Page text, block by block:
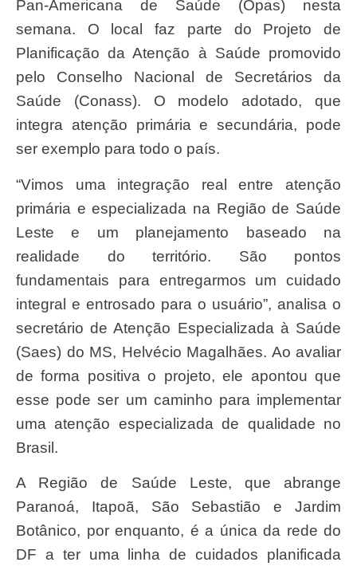
Pan-Americana de Saúde (Opas) nesta
semana. O local faz parte do Projeto de
Planificação da Atenção à Saúde promovido
pelo Conselho Nacional de Secretários da
Saúde (Conass). O modelo adotado, que
integra atenção primária e secundária, pode
ser exemplo para todo o país.
“Vimos uma integração real entre atenção
primária e especializada na Região de Saúde
Leste e um planejamento baseado na
realidade do território. São pontos
fundamentais para entregarmos um cuidado
integral e entrosado para o usuário”, analisa o
secretário de Atenção Especializada à Saúde
(Saes) do MS, ‌Helvécio Magalhães. Ao avaliar
de forma positiva o projeto, ele apontou que
esse pode ser um caminho para implementar
uma atenção especializada de qualidade no
Brasil.
A Região de Saúde Leste, que abrange
Paranoá, Itapoã, São Sebastião e Jardim
Botânico, por enquanto, é a única da rede do
DF a ter uma linha de cuidados planificada